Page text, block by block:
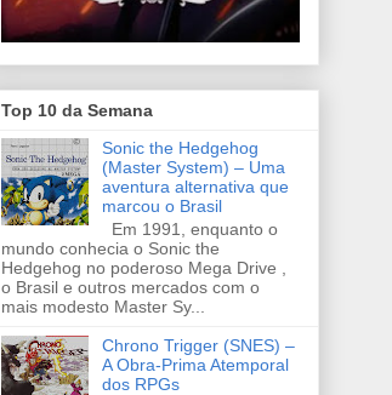
Top 10 da Semana
Sonic the Hedgehog
(Master System) – Uma
aventura alternativa que
marcou o Brasil
Em 1991, enquanto o
mundo conhecia o Sonic the
Hedgehog no poderoso Mega Drive ,
o Brasil e outros mercados com o
mais modesto Master Sy...
Chrono Trigger (SNES) –
A Obra-Prima Atemporal
dos RPGs